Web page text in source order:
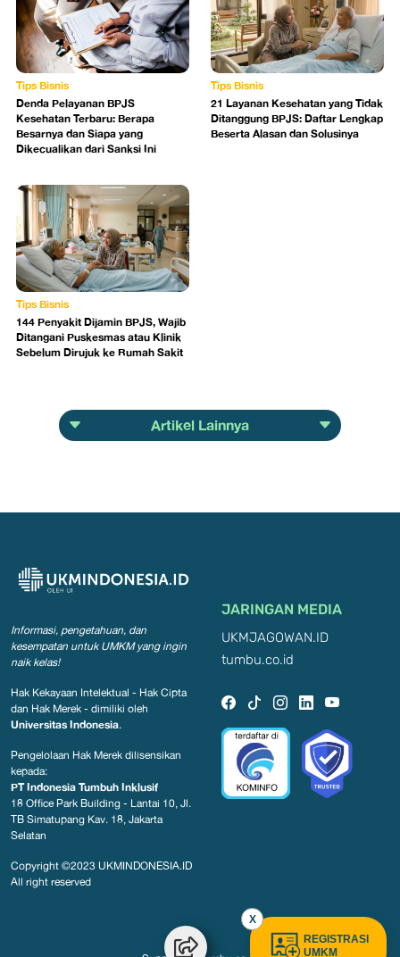
Tips Bisnis
Denda Pelayanan BPJS
Kesehatan Terbaru: Berapa
Besarnya dan Siapa yang
Dikecualikan dari Sanksi Ini
Tips Bisnis
21 Layanan Kesehatan yang Tidak
Ditanggung BPJS: Daftar Lengkap
Beserta Alasan dan Solusinya
Tips Bisnis
144 Penyakit Dijamin BPJS, Wajib
Ditangani Puskesmas atau Klinik
Sebelum Dirujuk ke Rumah Sakit
Artikel Lainnya
Informasi, pengetahuan, dan
kesempatan untuk UMKM yang ingin
naik kelas!
Hak Kekayaan Intelektual - Hak Cipta
dan Hak Merek - dimiliki oleh
Universitas Indonesia.
Pengelolaan Hak Merek dilisensikan
kepada:
PT Indonesia Tumbuh Inklusif
18 Office Park Building - Lantai 10, Jl.
TB Simatupang Kav. 18, Jakarta
Selatan
Copyright ©2023 UKMINDONESIA.ID
All right reserved
JARINGAN MEDIA
UKMJAGOWAN.ID
tumbu.co.id
X
REGISTRASI
UMKM